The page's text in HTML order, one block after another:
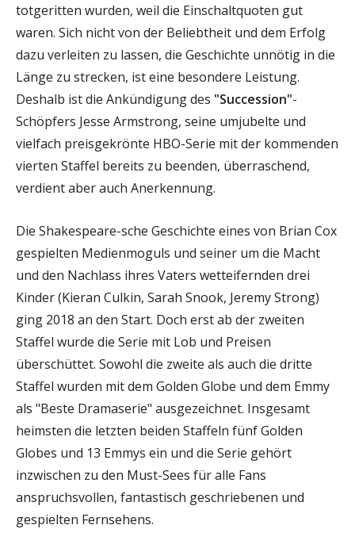
totgeritten wurden, weil die Einschaltquoten gut
waren. Sich nicht von der Beliebtheit und dem Erfolg
dazu verleiten zu lassen, die Geschichte unnötig in die
Länge zu strecken, ist eine besondere Leistung.
Deshalb ist die Ankündigung des "Succession"-
Schöpfers Jesse Armstrong, seine umjubelte und
vielfach preisgekrönte HBO-Serie mit der kommenden
vierten Staffel bereits zu beenden, überraschend,
verdient aber auch Anerkennung.
Die Shakespeare-sche Geschichte eines von Brian Cox
gespielten Medienmoguls und seiner um die Macht
und den Nachlass ihres Vaters wetteifernden drei
Kinder (Kieran Culkin, Sarah Snook, Jeremy Strong)
ging 2018 an den Start. Doch erst ab der zweiten
Staffel wurde die Serie mit Lob und Preisen
überschüttet. Sowohl die zweite als auch die dritte
Staffel wurden mit dem Golden Globe und dem Emmy
als "Beste Dramaserie" ausgezeichnet. Insgesamt
heimsten die letzten beiden Staffeln fünf Golden
Globes und 13 Emmys ein und die Serie gehört
inzwischen zu den Must-Sees für alle Fans
anspruchsvollen, fantastisch geschriebenen und
gespielten Fernsehens.